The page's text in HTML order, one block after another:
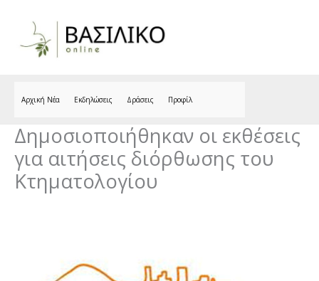
Αρχική Νέα Εκδηλώσεις Δράσεις Προφίλ
Δημοσιοποιήθηκαν οι εκθέσεις
για αιτήσεις διόρθωσης του
Κτηματολογίου